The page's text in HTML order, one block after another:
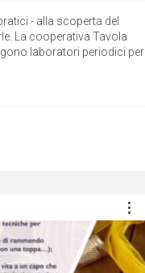
- alla scoperta del
La cooperativa Tavola
laboratori periodici per